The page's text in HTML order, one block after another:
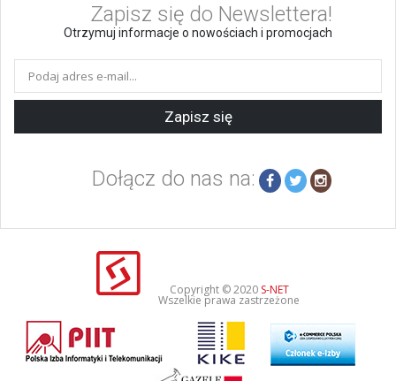
Zapisz się do Newslettera!
Otrzymuj informacje o nowościach i promocjach
Zapisz się
Dołącz do nas na:
Copyright © 2020 S-NET
Wszelkie prawa zastrzeżone